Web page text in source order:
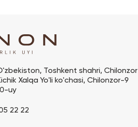
Toshkent shahri, Chilonzor
Xalqa Yo'li ko'chasi, Chilonzor-9
uy
22 22